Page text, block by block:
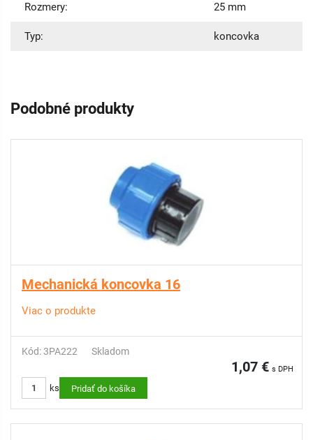
Rozmery: 25 mm
Typ: koncovka
Podobné produkty
Mechanická koncovka 16
Viac o produkte
Kód: 3PA222 Skladom
1,07 € s DPH
ks Pridať do košíka